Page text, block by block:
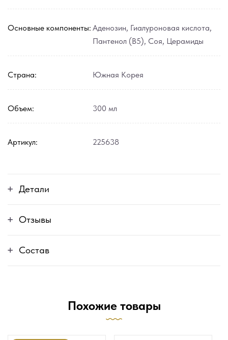
Основные компоненты: Аденозин, Гиалуроновая кислота,
Пантенол (В5),Соя, Церамиды
Страна: Южная Корея
Объем: 300 мл
Артикул: 225638
Детали
Отзывы
Состав
Похожие товары